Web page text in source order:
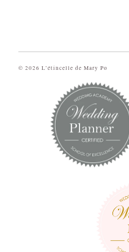
© 2026 L’étincelle de Mary Po